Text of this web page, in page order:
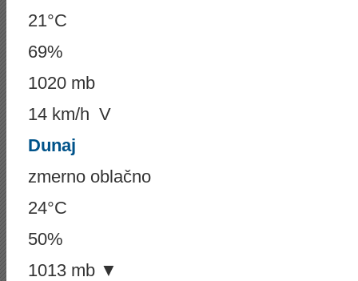
21°C
69%
1020 mb
14 km/h V
Dunaj
zmerno oblačno
24°C
50%
1013 mb ▼